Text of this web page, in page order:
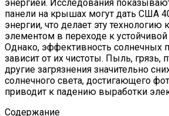
энергией. Исследования
панели на крышах могут дать США
энергии, что делает эту
элементом в переходе к устойчивой
Однако, эффективность солнечных
зависит от их чистоты. Пыль, грязь,
другие загрязнения значительно
солнечного света, достигающего
приводит к падению выработки
Содержание